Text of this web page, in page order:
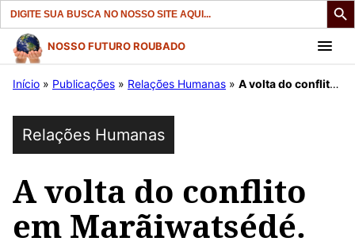
Search
for:
Pular
para
conteúdo
NOSSO FUTURO ROUBADO
Início » Publicações » Relações Humanas » A volta do conflito em Marãiwatsédé.
Relações Humanas
A volta do conflito
em Marãiwatsédé.